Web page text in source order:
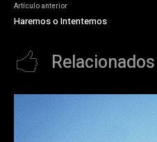
Artículo anterior
Haremos o Intentemos
Relacionados